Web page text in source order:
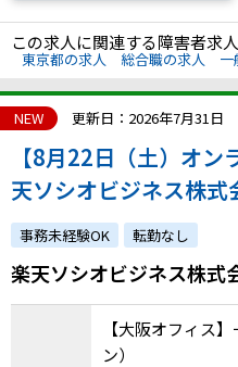
この求人に関連する障害者求
東京都の求人 総合職の求人 一
NEW 更新日：2026年7月31日
【8月22日（土）オ
天ソシオビジネス株
例子会社◎意欲重視！
きる環境があります。）
事務未経験OK 転勤なし
楽天ソシオビジネス株式
【大阪オフィス
ン）